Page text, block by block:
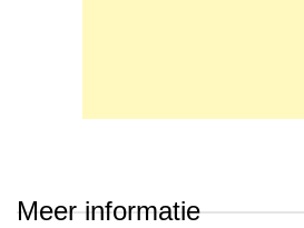
Meer informatie